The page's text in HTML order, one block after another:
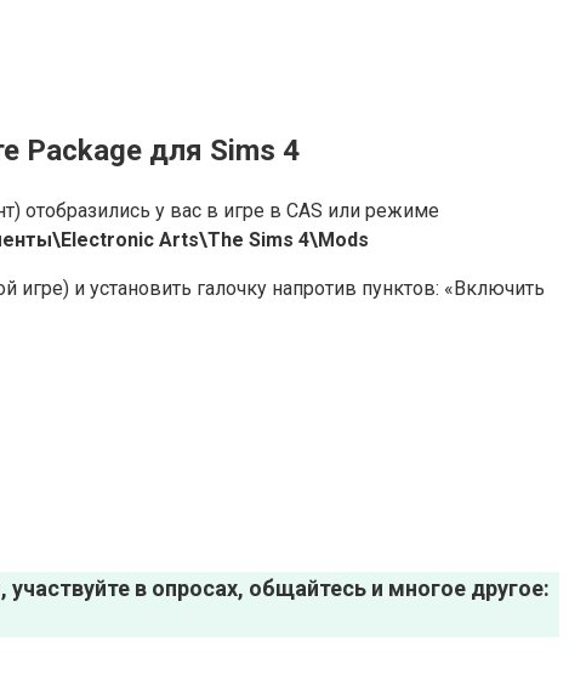
Package для Sims 4
отобразились у вас в игре в CAS или режиме
Arts\The Sims 4\Mods
и установить галочку напротив пунктов: «Включить
в опросах, общайтесь и многое другое: